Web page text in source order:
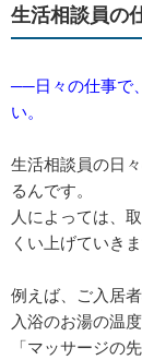
生活相談員の
──日々の仕事で
い。
生活相談員の日
るんです。
人によっては、
くい上げていきま
例えば、ご入居
入浴のお湯の温
「マッサージの